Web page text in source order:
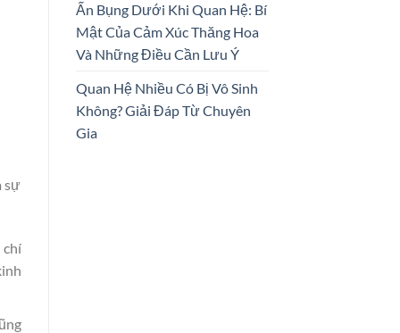
sự
chí
Ấn Bụng Dưới Khi Quan Hệ: Bí
Mật Của Cảm Xúc Thăng Hoa
Và Những Điều Cần Lưu Ý
Quan Hệ Nhiều Có Bị Vô Sinh
Không? Giải Đáp Từ Chuyên
Gia